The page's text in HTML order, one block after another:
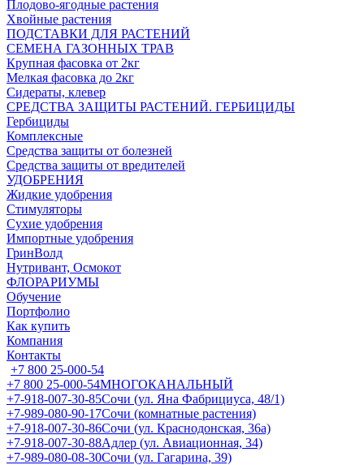
Плодово-ягодные растения
Хвойные растения
ПОДСТАВКИ ДЛЯ РАСТЕНИЙ
СЕМЕНА ГАЗОННЫХ ТРАВ
Крупная фасовка от 2кг
Мелкая фасовка до 2кг
Сидераты, клевер
СРЕДСТВА ЗАЩИТЫ РАСТЕНИЙ. ГЕРБИЦИДЫ
Гербициды
Комплексные
Средства защиты от болезней
Средства защиты от вредителей
УДОБРЕНИЯ
Жидкие удобрения
Стимуляторы
Сухие удобрения
Импортные удобрения
ГринВолд
Нутривант, Осмокот
ФЛОРАРИУМЫ
Обучение
Портфолио
Как купить
Компания
Контакты
+7 800 25-000-54
+7 800 25-000-54МНОГОКАНАЛЬНЫЙ
+7-918-007-30-85Сочи (ул. Яна Фабрициуса, 48/1)
+7-989-080-90-17Сочи (комнатные растения)
+7-918-007-30-86Сочи (ул. Краснодонская, 36а)
+7-918-007-30-88Адлер (ул. Авиационная, 34)
+7-989-080-08-30Сочи (ул. Гагарина, 39)